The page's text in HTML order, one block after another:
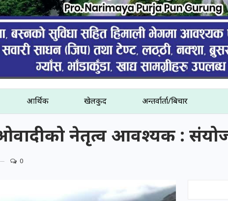
आर्थिक खेलकुद अन्तर्वार्ता/बिचार
नेतृत्व आवश्यक :
0